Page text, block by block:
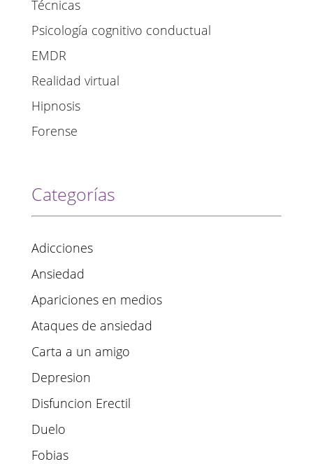
Técnicas
Psicología cognitivo conductual
EMDR
Realidad virtual
Hipnosis
Forense
Categorías
Adicciones
Ansiedad
Apariciones en medios
Ataques de ansiedad
Carta a un amigo
Depresion
Disfuncion Erectil
Duelo
Fobias